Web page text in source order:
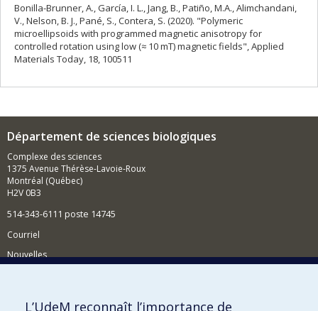
Bonilla-Brunner, A., García, I. L., Jang, B., Patiño, M.A., Alimchandani,
V., Nelson, B. J., Pané, S., Contera, S. (2020). "Polymeric
microellipsoids with programmed magnetic anisotropy for
controlled rotation using low (≈ 10 mT) magnetic fields", Applied
Materials Today, 18, 100511
Département de sciences biologiques
Complexe des sciences
1375 Avenue Thérèse-Lavoie-Roux
Montréal (Québec)
H2V 0B3
514-343-6111 poste 14745
Courriel
Nouvelles
Comment soutenir le Département?
L’UdeM reconnaît l’importance de